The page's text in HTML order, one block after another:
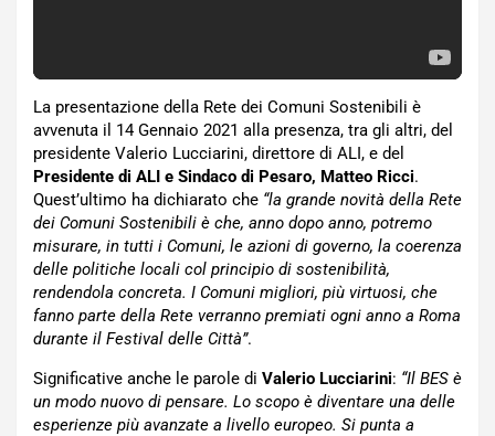
La presentazione della Rete dei Comuni Sostenibili è
avvenuta il 14 Gennaio 2021 alla presenza, tra gli altri, del
presidente Valerio Lucciarini, direttore di ALI, e del
Presidente di ALI e Sindaco di Pesaro, Matteo Ricci.
Quest’ultimo ha dichiarato che “la grande novità della Rete
dei Comuni Sostenibili è che, anno dopo anno, potremo
misurare, in tutti i Comuni, le azioni di governo, la coerenza
delle politiche locali col principio di sostenibilità,
rendendola concreta. I Comuni migliori, più virtuosi, che
fanno parte della Rete verranno premiati ogni anno a Roma
durante il Festival delle Città”.
Significative anche le parole di Valerio Lucciarini: “Il BES è
un modo nuovo di pensare. Lo scopo è diventare una delle
esperienze più avanzate a livello europeo. Si punta a